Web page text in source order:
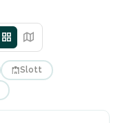
Slott